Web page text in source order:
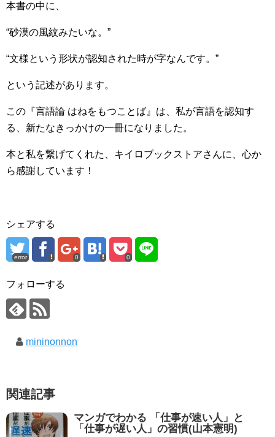
本書の中に、
“砂漠の風紋みたいな。”
“文様という形状が認知された時が字なんです。”
という記述があります。
この『言語論 はねをもつことば』は、私が言語を認知す
る、新たなきっかけの一冊になりました。
本と私を繋げてくれた、キイロブックストアさんに、心か
ら感謝しています！
シェアする
error 0 0
フォローする
mininonnon
関連記事
マンガでわかる 「仕事が速い人」と
「仕事が遅い人」の習慣(山本憲明)